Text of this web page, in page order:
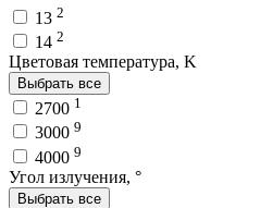
13 2
14 2
Цветовая температура, K
Выбрать все
2700 1
3000 9
4000 9
Угол излучения, °
Выбрать все